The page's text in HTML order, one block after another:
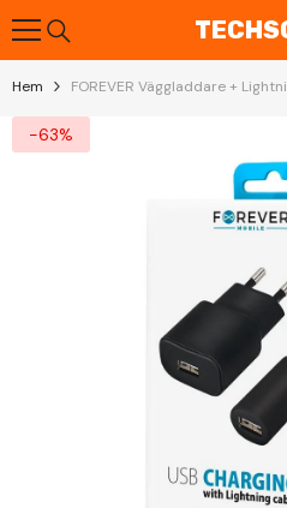
Gå Vidare Till Innehåll
Hem FOREVER Väggladdare +
-63%